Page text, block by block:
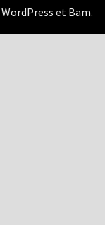
WordPress et Bam.